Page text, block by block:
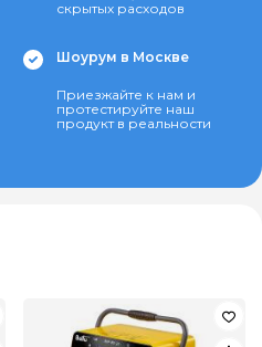
скрытых расходов
Шоурум в Москве
Приезжайте к нам и
протестируйте наш
продукт в реальности